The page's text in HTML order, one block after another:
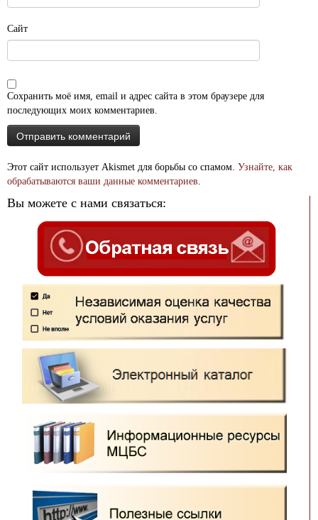
Сайт
Сохранить моё имя, email и адрес сайта в этом браузере для
последующих моих комментариев.
Этот сайт использует Akismet для борьбы со спамом. Узнайте, как
обрабатываются ваши данные комментариев.
Вы можете с нами связаться: